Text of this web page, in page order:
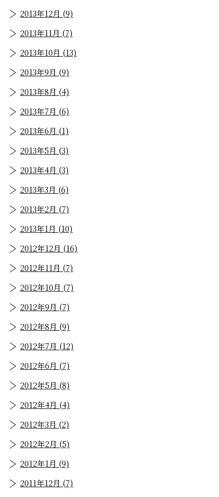
2013年12月 (9)
2013年11月 (7)
2013年10月 (13)
2013年9月 (9)
2013年8月 (4)
2013年7月 (6)
2013年6月 (1)
2013年5月 (3)
2013年4月 (3)
2013年3月 (6)
2013年2月 (7)
2013年1月 (10)
2012年12月 (16)
2012年11月 (7)
2012年10月 (7)
2012年9月 (7)
2012年8月 (9)
2012年7月 (12)
2012年6月 (7)
2012年5月 (8)
2012年4月 (4)
2012年3月 (2)
2012年2月 (5)
2012年1月 (9)
2011年12月 (7)